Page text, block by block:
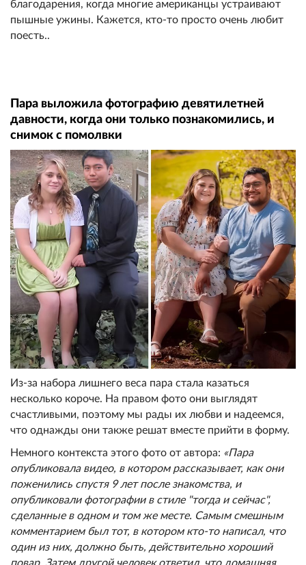
благодарения, когда многие американцы устраивают
пышные ужины. Кажется, кто-то просто очень любит
поесть..
Пара выложила фотографию девятилетней
давности, когда они только познакомились, и
снимок с помолвки
Из-за набора лишнего веса пара стала казаться
несколько короче. На правом фото они выглядят
счастливыми, поэтому мы рады их любви и надеемся,
что однажды они также решат вместе прийти в форму.
Немного контекста этого фото от автора: «Пара
опубликовала видео, в котором рассказывает, как они
поженились спустя 9 лет после знакомства, и
опубликовали фотографии в стиле "тогда и сейчас",
сделанные в одном и том же месте. Самым смешным
комментарием был тот, в котором кто-то написал, что
один из них, должно быть, действительно хороший